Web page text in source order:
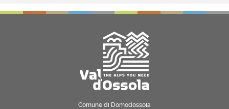
Comune di Domodossola